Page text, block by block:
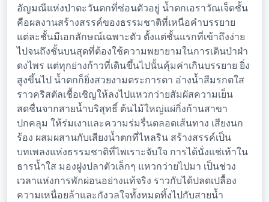
อัญมณีแห่งป่าตะวันตกที่ซ่อนตัวอยู่ น้ำตกเอราวัณเจ็ดชั้น
คือผลงานสร้างสรรค์ของธรรมชาติที่เหนือคำบรรยาย
แต่ละชั้นมีเอกลักษณ์เฉพาะตัว ตั้งแต่ชั้นแรกที่เข้าถึงง่าย
ไปจนถึงชั้นบนสุดที่ต้องใช้ความพยายามในการเดินป่าฝ่า
ดงไพร แต่ทุกย่างก้าวที่เดินขึ้นไปนั้นคุ้มค่าเกินบรรยาย ยิ่ง
สูงขึ้นไป น้ำตกก็ยิ่งสวยงามตระการตา อ่างน้ำสีมรกตใส
ราวคริสตัลเชื้อเชิญให้ลงไปแหวกว่ายสัมผัสความเย็น
สดชื่นจากสายน้ำบริสุทธิ์ ต้นไม้ใหญ่แผ่กิ่งก้านสาขา
ปกคลุม ให้ร่มเงาและความร่มรื่นตลอดเส้นทาง เสียงนก
ร้อง ผสมผสานกับเสียงน้ำตกที่ไหลริน สร้างสรรค์เป็น
บทเพลงแห่งธรรมชาติที่ไพเราะจับใจ การได้นั่งแช่เท้าใน
ธารน้ำใส มองฝูงปลาตัวเล็กๆ แหวกว่ายไปมา เป็นช่วง
เวลาแห่งการพักผ่อนอย่างแท้จริง ราวกับได้ปลดเปลื้อง
ความเหนื่อยล้าและกังวลใจทั้งหมดทิ้งไปกับสายน้ำ